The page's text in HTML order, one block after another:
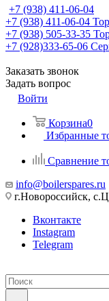
+7 (938) 411-06-04
+7 (938) 411-06-04
+7 (938) 505-33-35
+7 (928)333-65-06
Заказать звонок
Задать вопрос
Войти
Корзина0
Избранные
Сравнение
info@boilerspares.ru
г.Новороссийск,
Вконтакте
Instagram
Telegram